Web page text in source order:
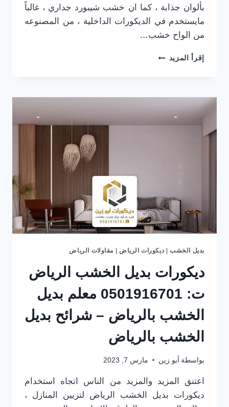
بألوان جذابة ، كما ان خشب شيبورد جداري ، غالباً
مايستخدم في الديكورات الداخلية ، من المصنوعه
من الواح خشب…
إقرأ المزيد ديكورات
0501916701
الرياض
بديل الخشب| ديكورات الرياض مقاولات الرياض
ديكورات بديل الخشب الرياض
ت: 0501916701 معلم بديل
الخشب بالرياض – شرائح بديل
الخشب بالرياض
بواسطة أبو زين مارس 7, 2023
اعتنق المزيد والمزيد من الناس اتجاه استخدام
ديكورات بديل الخشب الرياض لتزيين المنازل ،